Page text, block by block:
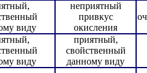
виду
неприятный
привкус
окисления
виду
приятный,
свойственный
данному виду